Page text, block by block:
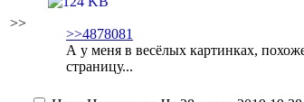
>>
>>4878081
А у меня в весёлых картинках,
страницу...